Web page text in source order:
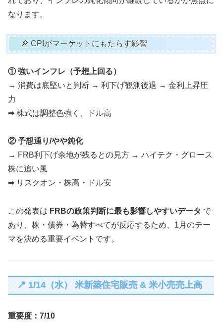
なります。
🔎 CPIがマーケットにもたらす影響
① 強いインフレ（予想上回る）
→ 消費は底堅いと判断 → 利下げ観測後退 → 金利上昇圧
力
➡ 株式は調整色強く、ドル高
② 予想通り/やや鈍化
→ FRB利下げ余地が残るとの見方 → ハイテク・グロース
株に追い風
➡ リスクオン・株高・ドル安
この発表は FRBの政策判断に最も影響しやすいデータ で
あり、株・債券・為替すべてが反応するため、1月のテー
マを決める重要イベントです。
📍 1/14（水） 米新築住宅販売 & 米小売売上高
重要度：7/10